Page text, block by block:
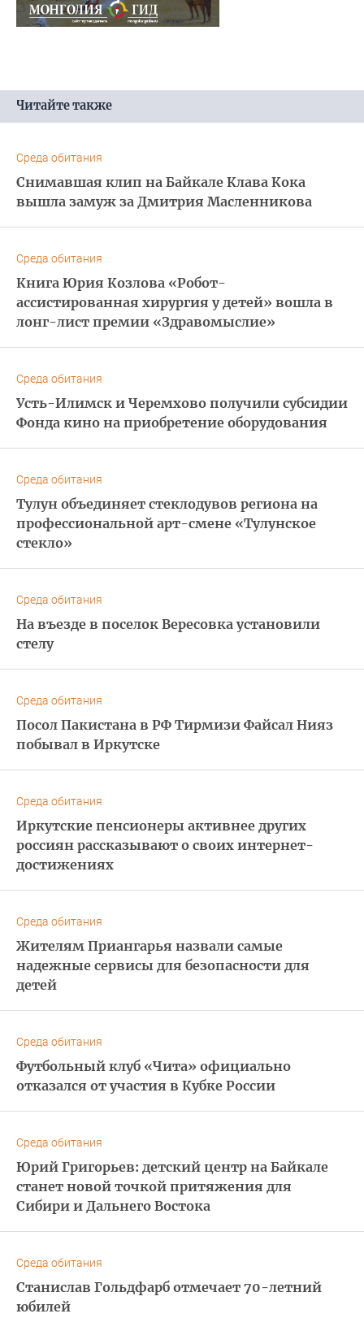
Читайте также
Среда обитания
Снимавшая клип на Байкале Клава Кока
вышла замуж за Дмитрия Масленникова
Среда обитания
Книга Юрия Козлова «Робот-
ассистированная хирургия у детей» вошла в
лонг-лист премии «Здравомыслие»
Среда обитания
Усть-Илимск и Черемхово получили субсидии
Фонда кино на приобретение оборудования
Среда обитания
Тулун объединяет стеклодувов региона на
профессиональной арт-смене «Тулунское
стекло»
Среда обитания
На въезде в поселок Вересовка установили
стелу
Среда обитания
Посол Пакистана в РФ Тирмизи Файсал Нияз
побывал в Иркутске
Среда обитания
Иркутские пенсионеры активнее других
россиян рассказывают о своих интернет-
достижениях
Среда обитания
Жителям Приангарья назвали самые
надежные сервисы для безопасности для
детей
Среда обитания
Футбольный клуб «Чита» официально
отказался от участия в Кубке России
Среда обитания
Юрий Григорьев: детский центр на Байкале
станет новой точкой притяжения для
Сибири и Дальнего Востока
Среда обитания
Станислав Гольдфарб отмечает 70-летний
юбилей